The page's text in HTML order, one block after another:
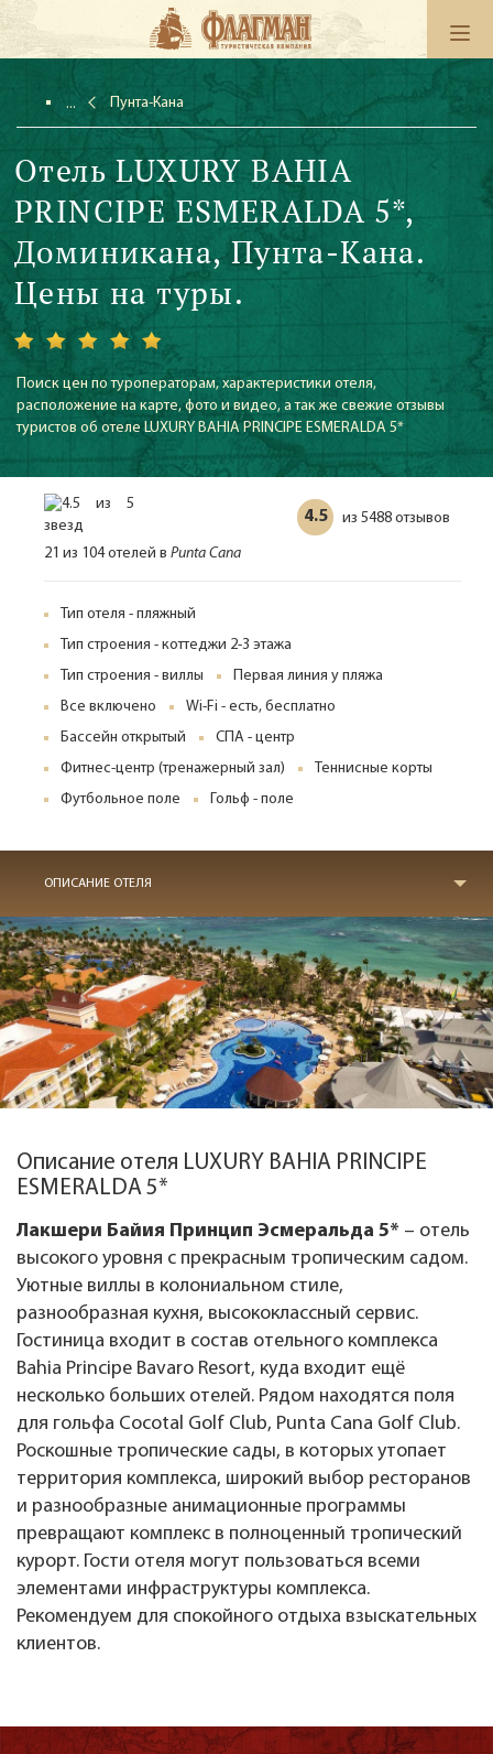
Пунта-Кана
Отель LUXURY BAHIA
PRINCIPE ESMERALDA 5*,
Доминикана, Пунта-Кана.
Цены на туры.
Поиск цен по туроператорам, характеристики отеля,
расположение на карте, фото и видео, а так же свежие отзывы
туристов об отеле LUXURY BAHIA PRINCIPE ESMERALDA 5*
4.5 из 5488 отзывов
21 из 104 отелей в Punta Cana
Тип отеля - пляжный
Тип строения - коттеджи 2-3 этажа
Тип строения - виллы
Первая линия у пляжа
Все включено
Wi-Fi - есть, бесплатно
Бассейн открытый
СПА - центр
Фитнес-центр (тренажерный зал)
Теннисные корты
Футбольное поле
Гольф - поле
ОПИСАНИЕ ОТЕЛЯ
Описание отеля LUXURY BAHIA PRINCIPE
ESMERALDA 5*
Лакшери Байия Принцип Эсмеральда 5* – отель
высокого уровня с прекрасным тропическим садом.
Уютные виллы в колониальном стиле,
разнообразная кухня, высококлассный сервис.
Гостиница входит в состав отельного комплекса
Bahia Principe Bavaro Resort, куда входит ещё
несколько больших отелей. Рядом находятся поля
для гольфа Cocotal Golf Club, Punta Cana Golf Club.
Роскошные тропические сады, в которых утопает
территория комплекса, широкий выбор ресторанов
и разнообразные анимационные программы
превращают комплекс в полноценный тропический
курорт. Гости отеля могут пользоваться всеми
элементами инфраструктуры комплекса.
Рекомендуем для спокойного отдыха взыскательных
клиентов.